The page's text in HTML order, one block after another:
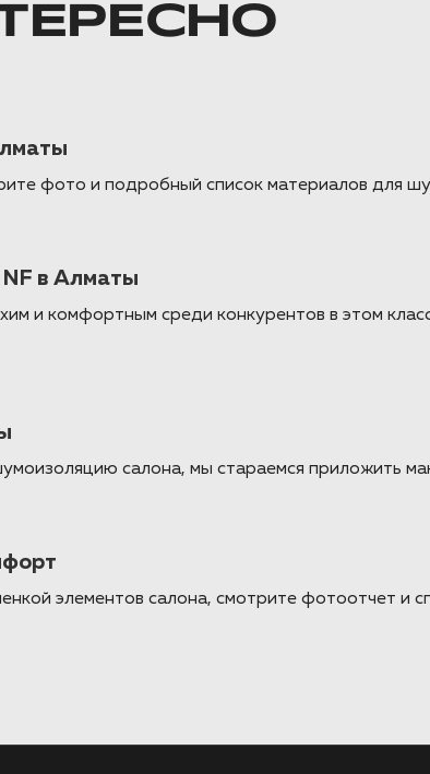
фото и подробный список материалов для
в Алматы
и комфортным среди конкурентов в этом
салона, мы стараемся приложить
элементов салона, смотрите фотоотчет